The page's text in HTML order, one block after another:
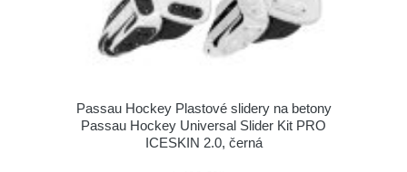
Passau Hockey Plastové slidery na betony
Passau Hockey Universal Slider Kit PRO
ICESKIN 2.0, černá